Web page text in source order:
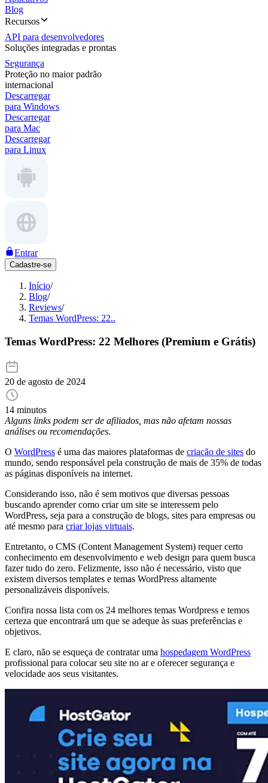
Blog
Recursos
API para desenvolvedores
Soluções integradas e prontas
Segurança
Proteção no maior padrão
internacional
Descarregar
para Windows
Descarregar
para Mac
Descarregar
para Linux
Entrar
Cadastre-se
Início/
Blog/
Reviews/
Temas WordPress: 22..
Temas WordPress: 22 Melhores (Premium e Grátis)
20 de agosto de 2024
14 minutos
Alguns links podem ser de afiliados, mas não afetam nossas
análises ou recomendações.
O WordPress é uma das maiores plataformas de criação de sites do
mundo, sendo responsável pela construção de mais de 35% de todas
as páginas disponíveis na internet.
Considerando isso, não é sem motivos que diversas pessoas
buscando aprender como criar um site se interessem pelo
WordPress, seja para a construção de blogs, sites para empresas ou
até mesmo para criar lojas virtuais.
Entretanto, o CMS (Content Management System) requer certo
conhecimento em desenvolvimento e web design para quem busca
fazer tudo do zero. Felizmente, isso não é necessário, visto que
existem diversos templates e temas WordPress altamente
personalizáveis disponíveis.
Confira nossa lista com os 24 melhores temas Wordpress e temos
certeza que encontrará um que se adeque às suas preferências e
objetivos.
E claro, não se esqueça de contratar uma hospedagem WordPress
profissional para colocar seu site no ar e oferecer segurança e
velocidade aos seus visitantes.